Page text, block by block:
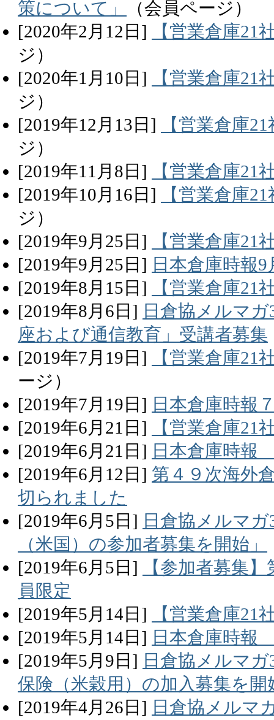
策について」
（会員ページ）
[2020年2 月 12 日]
【営業倉庫21
ジ）
[2020年1 月 10 日]
【営業倉庫21
ジ）
[2019年12 月 13 日]
【営業倉庫
ジ）
[2019年11 月 8 日]
【営業倉庫21
[2019年10月 16 日]
【営業倉庫
ジ）
[2019年9月 25 日]
【営業倉庫21
[2019年9月 25 日] 日本倉庫時報
[2019年8月 15 日]
【営業倉庫21
[2019年8月 6 日] 日倉協メルマ
座および通信教育」受講者募集
[2019年7月 19 日]
【営業倉庫21
ージ）
[2019年7月 19 日] 日本倉庫時報
[2019年6月 21 日]
【営業倉庫21
[2019年6月 21 日] 日本倉庫時報
[2019年6月 12 日] 第４９次海外
切られました
[2019年6月 5 日] 日倉協メルマ
（米国）の参加者募集を開始」
[2019年6月 5 日]
【参加者募集
員限定
[2019年5月 14 日]
【営業倉庫21
[2019年5月 14 日] 日本倉庫時報
[2019年5月 9 日] 日倉協メルマ
保険（米穀用）の加入募集を開
[2019年4月 26 日] 日倉協メルマ